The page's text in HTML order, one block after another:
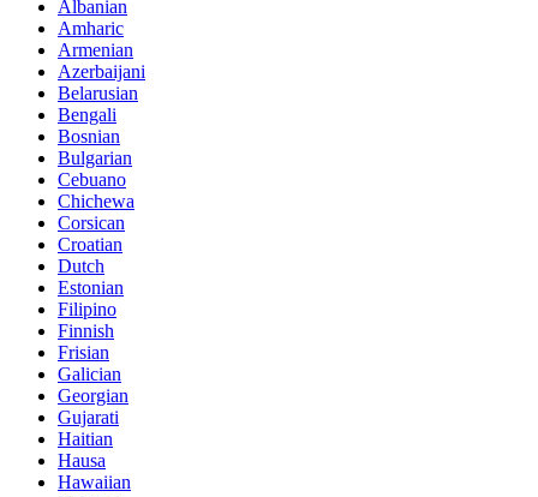
Albanian
Amharic
Armenian
Azerbaijani
Belarusian
Bengali
Bosnian
Bulgarian
Cebuano
Chichewa
Corsican
Croatian
Dutch
Estonian
Filipino
Finnish
Frisian
Galician
Georgian
Gujarati
Haitian
Hausa
Hawaiian